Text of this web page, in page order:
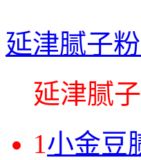
延津腻子
延津腻
1小金豆